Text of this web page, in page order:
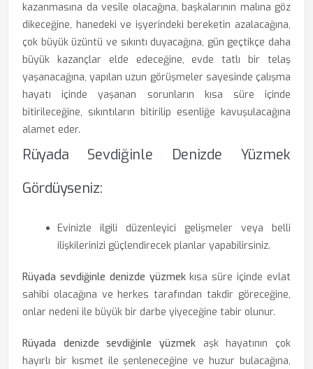
kazanmasına da vesile olacağına, başkalarının malına göz
dikeceğine, hanedeki ve işyerindeki bereketin azalacağına,
çok büyük üzüntü ve sıkıntı duyacağına, gün geçtikçe daha
büyük kazançlar elde edeceğine, evde tatlı bir telaş
yaşanacağına, yapılan uzun görüşmeler sayesinde çalışma
hayatı içinde yaşanan sorunların kısa süre içinde
bitirileceğine, sıkıntıların bitirilip esenliğe kavuşulacağına
alamet eder.
Rüyada Sevdiğinle Denizde Yüzmek
Gördüyseniz:
Evinizle ilgili düzenleyici gelişmeler veya belli
ilişkilerinizi güçlendirecek planlar yapabilirsiniz.
Rüyada sevdiğinle denizde yüzmekkısa süre içinde evlat
sahibi olacağına ve herkes tarafından takdir göreceğine,
onlar nedeni ile büyük bir darbe yiyeceğine tabir olunur.
Rüyada denizde sevdiğinle yüzmek aşk hayatının çok
hayırlı bir kısmet ile şenleneceğine ve huzur bulacağına,